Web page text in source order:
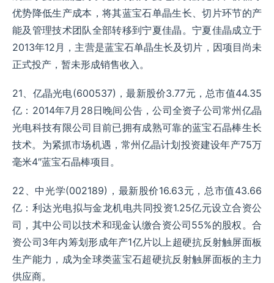
优势降低生产成本，将其蓝宝石单晶生长、切片环节的产
能及管理技术团队全部转移到宁夏佳晶。宁夏佳晶成立于
2013年12月，主营是蓝宝石单晶生长及切片，因项目尚未
正式投产，暂未形成销售收入。
21、亿晶光电(600537)，最新股价3.77元，总市值44.35
亿：2014年7月28日晚间公告，公司全资子公司常州亿晶
光电科技有限公司目前已拥有成熟可靠的蓝宝石晶棒生长
技术。为紧抓市场机遇，常州亿晶计划投资建设年产75万
毫米4″蓝宝石晶棒项目。
22、中光学(002189)，最新股价16.63元，总市值43.66
亿：利达光电拟与金龙机电共同投资1.25亿元设立合资公
司，其中公司以技术和现金认缴合资公司55%的股权。合
资公司3年内筹划形成年产1亿片以上超硬抗反射触屏面板
生产能力，成为全球类蓝宝石超硬抗反射触屏面板的主力
供应商。